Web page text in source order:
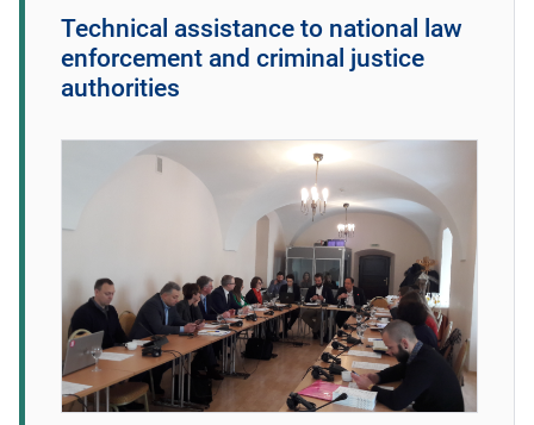
Technical assistance to national law
enforcement and criminal justice
authorities